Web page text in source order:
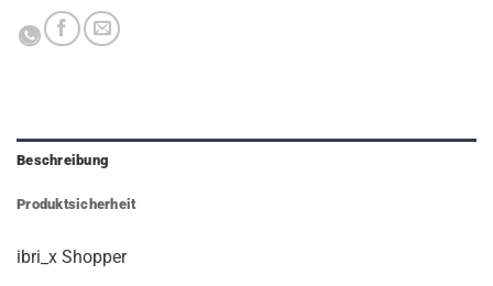
Beschreibung
Produktsicherheit
ibri_x Shopper